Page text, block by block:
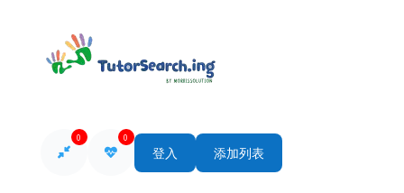
0 0
登入 添加列表